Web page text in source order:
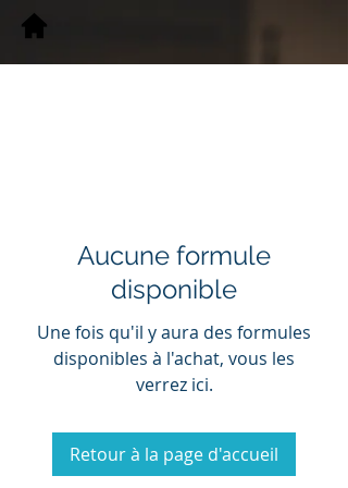
Aucune formule
disponible
Une fois qu'il y aura des formules
disponibles à l'achat, vous les
verrez ici.
Retour à la page d'accueil